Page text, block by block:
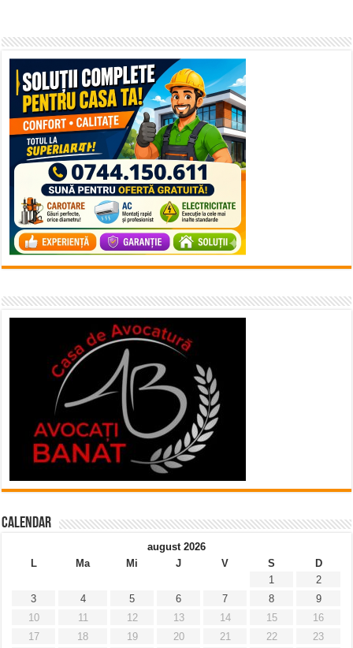
Calendar
august 2026
L
Ma Mi J V S
D
1
2
3
4 5 6 7 8
9
10
11 12 13 14 15
16
17
18 19 20 21 22
23